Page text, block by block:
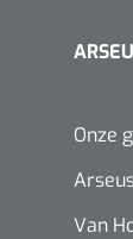
Onze
Van